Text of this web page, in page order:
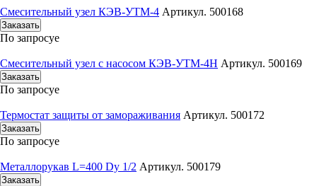
Смесительный узел КЭВ-УТМ-4 Артикул. 500168
Заказать
По запросуе
Смесительный узел с насосом КЭВ-УТМ-4Н Артикул. 500169
Заказать
По запросуе
Термостат защиты от замораживания Артикул. 500172
Заказать
По запросуе
Металлорукав L=400 Dy 1/2 Артикул. 500179
Заказать